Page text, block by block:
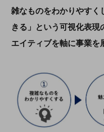
雑なものをわかりやすく
きる」という可視化表現
エイティブを軸に事業を